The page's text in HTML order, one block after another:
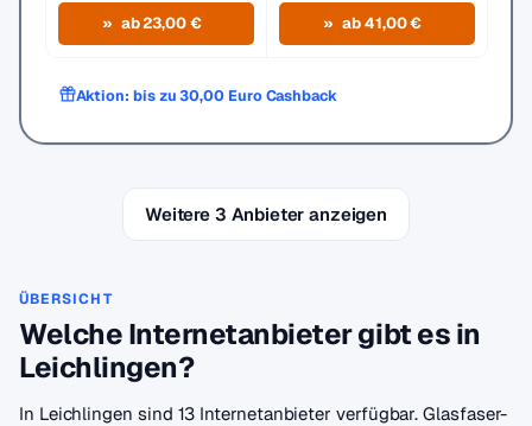
ab 23,00 € ab 41,00 €
Aktion: bis zu 30,00 Euro Cashback
Weitere 3 Anbieter anzeigen
ÜBERSICHT
Welche Internetanbieter gibt es in
Leichlingen?
In Leichlingen sind 13 Internetanbieter verfügbar. Glasfaser-